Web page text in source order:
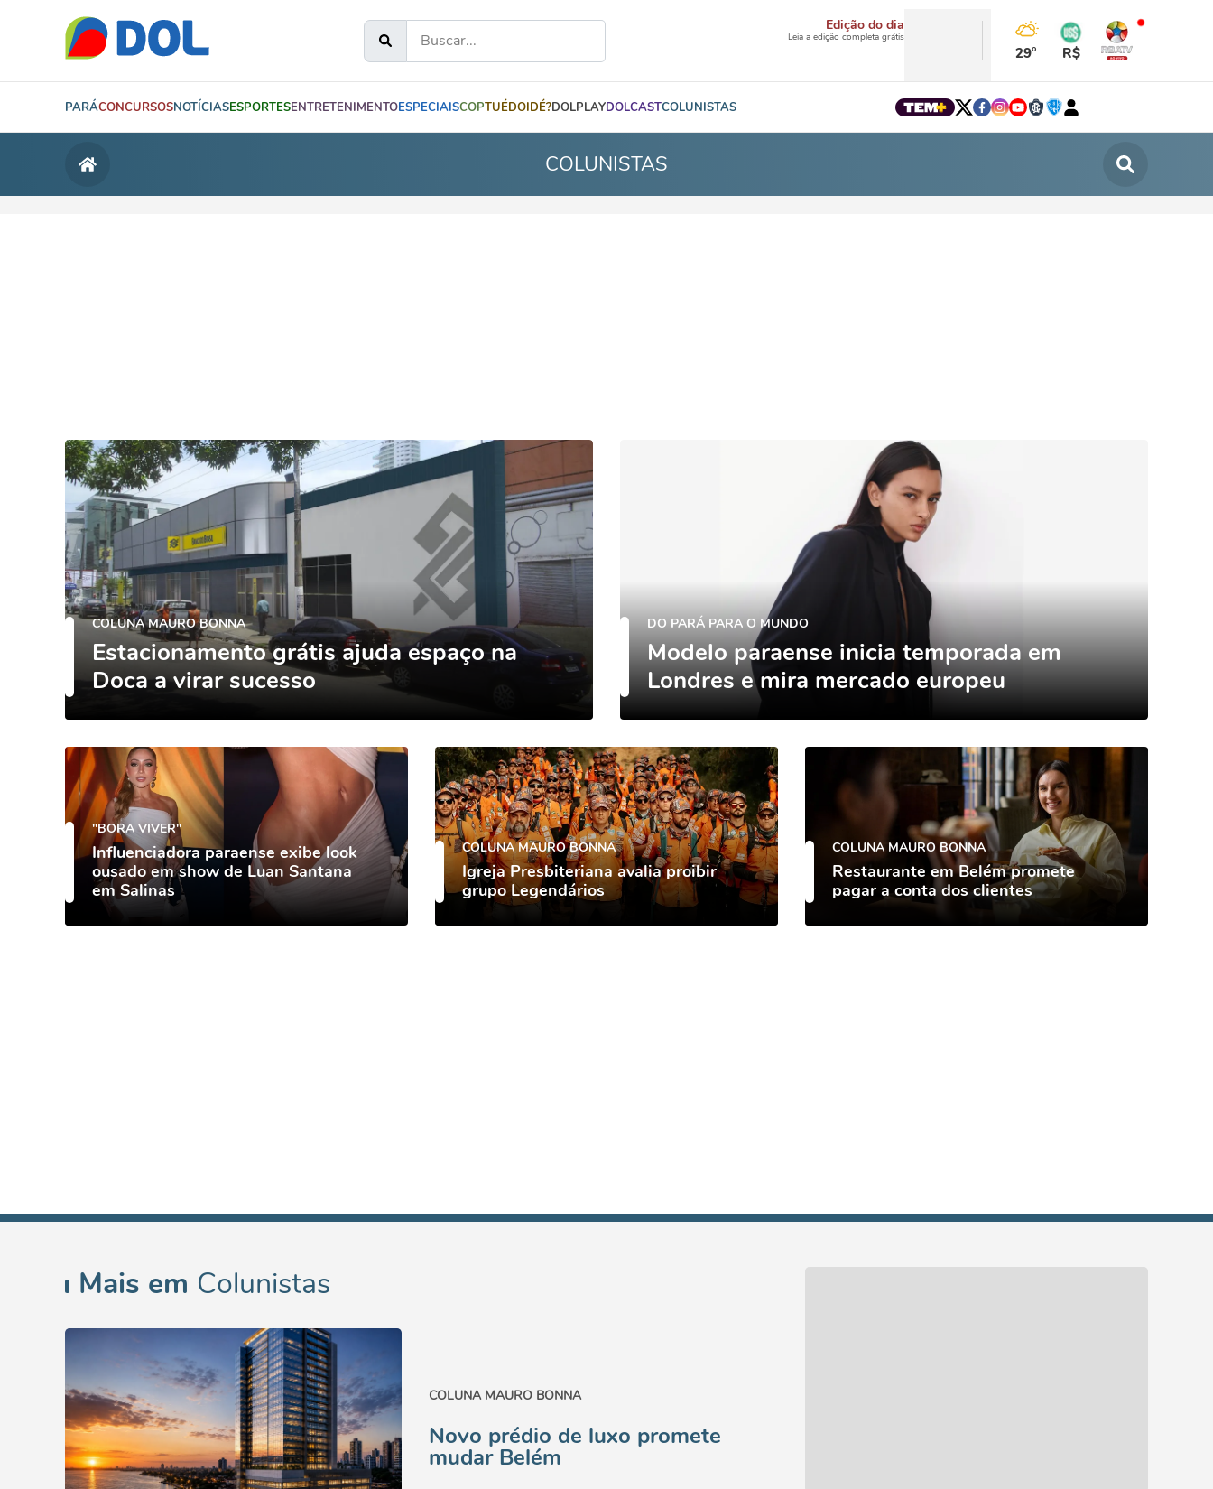
Edição do dia
Leia a edição completa grátis
29° R$
PARÁCONCURSOSNOTÍCIASESPORTESENTRETENIMENTOESPECIAISCOPTUÉDOIDÉ?DOLPLAYDOLCASTCOLUNISTAS
COLUNISTAS
COLUNA MAURO BONNA
Estacionamento grátis ajuda espaço na
Doca a virar sucesso
DO PARÁ PARA O MUNDO
Modelo paraense inicia temporada em
Londres e mira mercado europeu
"BORA VIVER"
Influenciadora paraense exibe look
ousado em show de Luan Santana
em Salinas
COLUNA MAURO BONNA
Igreja Presbiteriana avalia proibir
grupo Legendários
COLUNA MAURO BONNA
Restaurante em Belém promete
pagar a conta dos clientes
Mais em Colunistas
COLUNA MAURO BONNA
Novo prédio de luxo promete
mudar Belém